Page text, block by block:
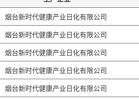
烟台新时代健康产业日化有限公司
烟台新时代健康产业日化有限公司
烟台新时代健康产业日化有限公司
烟台新时代健康产业日化有限公司
烟台新时代健康产业日化有限公司